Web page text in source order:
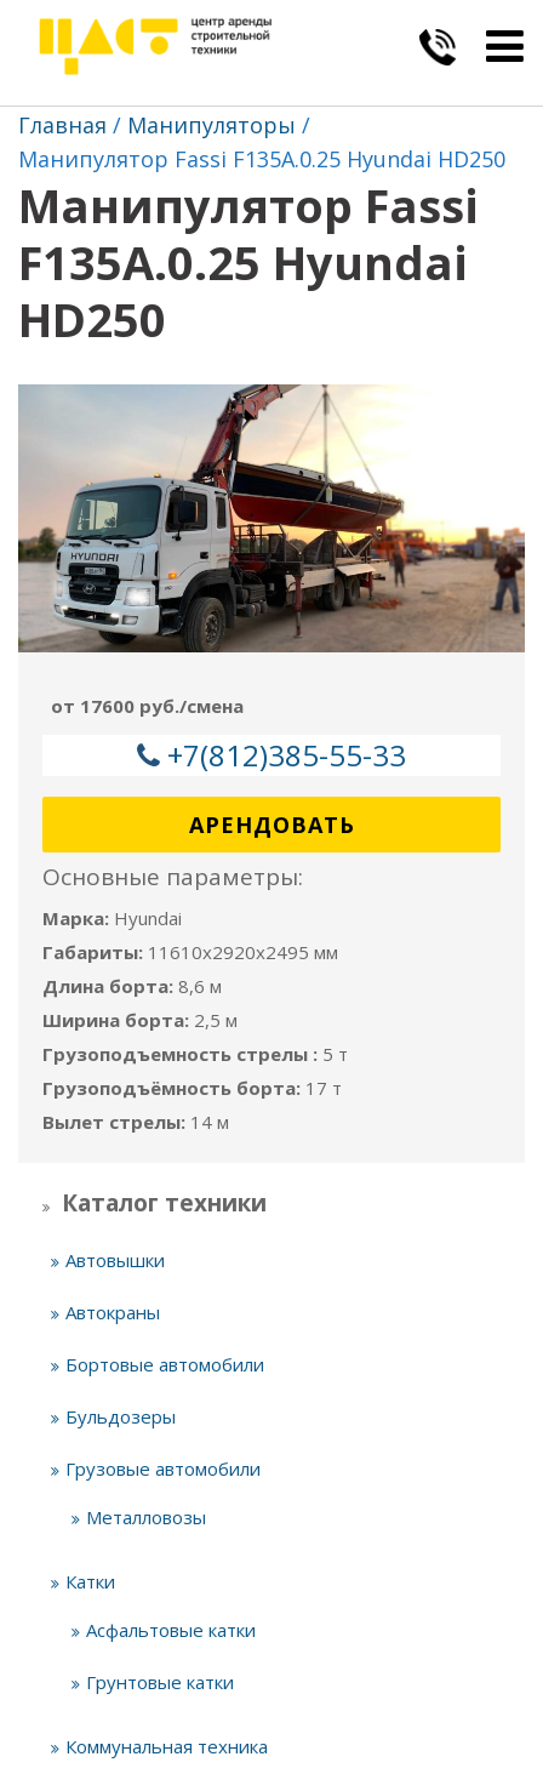
Главная
Манипуляторы
Манипулятор Fassi F135A.0.25 Hyundai HD250
Манипулятор Fassi
F135A.0.25 Hyundai
HD250
от 17600 руб./смена
+7(812)385-55-33
АРЕНДОВАТЬ
Основные параметры:
Марка: Hyundai
Габариты: 11610x2920x2495 мм
Длина борта: 8,6 м
Ширина борта: 2,5 м
Грузоподъемность стрелы : 5 т
Грузоподъёмность борта: 17 т
Вылет стрелы: 14 м
Каталог техники
Автовышки
Автокраны
Бортовые автомобили
Бульдозеры
Грузовые автомобили
Металловозы
Катки
Асфальтовые катки
Грунтовые катки
Коммунальная техника